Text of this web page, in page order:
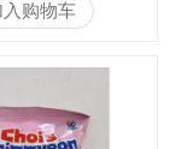
入购物车